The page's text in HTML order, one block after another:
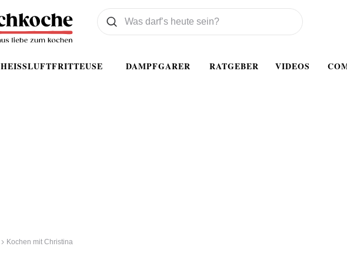
HEISSLUFTFRITTEUSE DAMPFGARER RATGEBER VIDEOS
Was wollen Sie suchen
Suchen
Kochen mit Christina